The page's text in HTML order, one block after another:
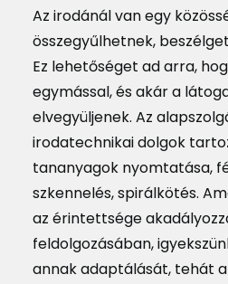
Az irodánál van egy
összegyűlhetnek,
Ez lehetőséget ad arra,
egymással, és akár a
elvegyüljenek. Az
irodatechnikai dolgok
tananyagok nyomtatása,
szkennelés, spirálkötés.
az érintettsége
feldolgozásában,
annak adaptálását, tehát